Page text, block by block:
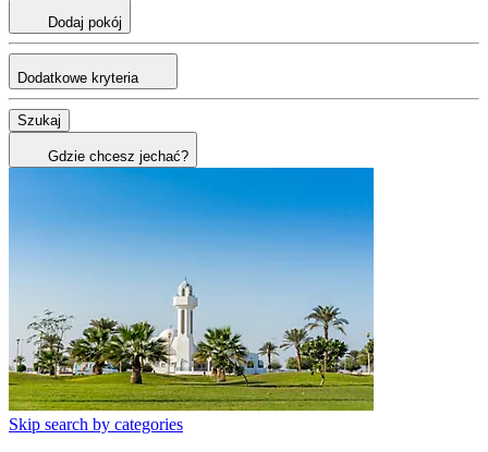
Dodaj pokój
Dodatkowe kryteria
Szukaj
Gdzie chcesz jechać?
Skip search by categories